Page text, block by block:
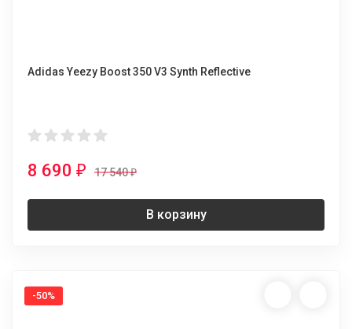
Adidas Yeezy Boost 350 V3 Synth Reflective
8 690 ₽ 17 540₽
В корзину
-50%